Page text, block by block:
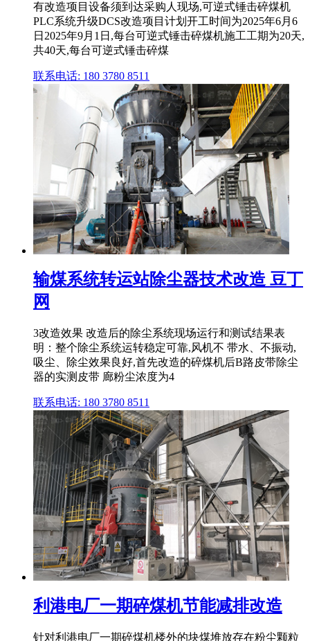
有改造项目设备须到达采购人现场,可逆式锤击碎煤机
PLC系统升级DCS改造项目计划开工时间为2025年6月6
日2025年9月1日,每台可逆式锤击碎煤机施工工期为20天,
共40天,每台可逆式锤击碎煤
联系电话: 180 3780 8511
输煤系统转运站除尘器技术改造 豆丁
网
3改造效果 改造后的除尘系统现场运行和测试结果表
明：整个除尘系统运转稳定可靠,风机不 带水、不振动,
吸尘、除尘效果良好,首先改造的碎煤机后B路皮带除尘
器的实测皮带 廊粉尘浓度为4
联系电话: 180 3780 8511
利港电厂一期碎煤机节能减排改造
针对利港电厂一期碎煤机楼外的块煤堆放存在粉尘颗粒